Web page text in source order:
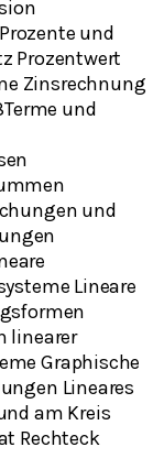
und
Prozentwert
Zinsrechnung
und
und
Lineare
linearer
Graphische
Lineares
am Kreis
Rechteck